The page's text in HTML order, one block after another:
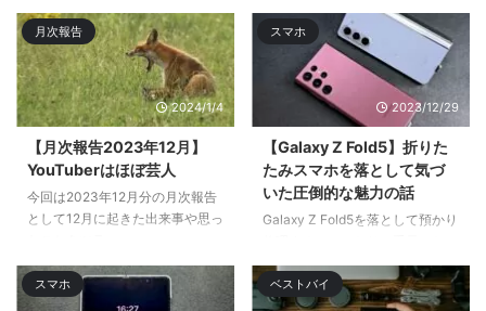
イヤレスイヤホン「Tranya X3」
をレビューӕ ...
今回はiPhoneとMacとGalaxyス
マホでのワイヤレスでのファイル
共有・ファイル転送 ...
月次報告
2024/1/4
【月次報告2023年12月】
YouTuberはほぼ芸人
今回は2023年12月分の月次報告
として12月に起きた出来事や思っ
スマホ
2023/12/29
【Galaxy Z Fold5】折りた
たみスマホを落として気づ
いた圧倒的な魅力の話
Galaxy Z Fold5を落として預かり
間はサブのGalaxy S22 Ultra& ...
スマホ ベストバイ